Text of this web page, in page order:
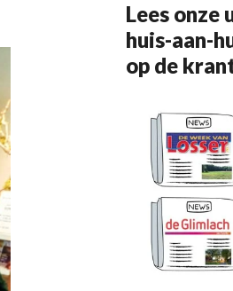
Lees onze
huis-aan-
op de